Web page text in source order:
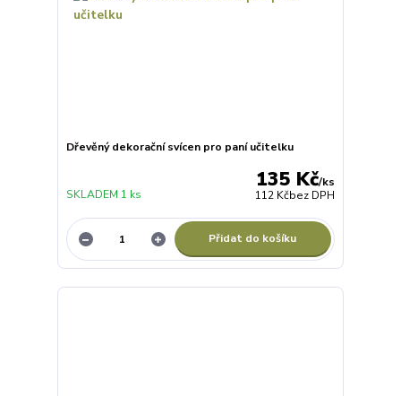
Dřevěný dekorační svícen pro paní učitelku
135 Kč/ks
112 Kčbez DPH
SKLADEM 1 ks
Přidat do košíku